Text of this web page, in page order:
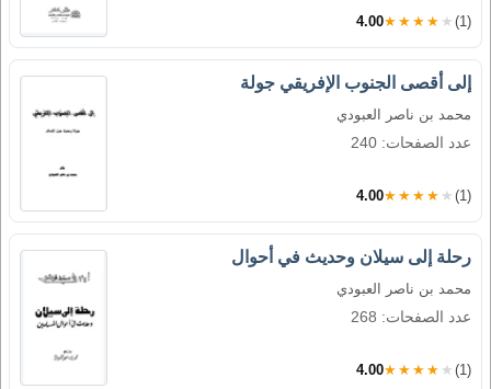
4.00★★★★★ (1)
إلى أقصى الجنوب الإفريقي جولة
محمد بن ناصر العبودي
عدد الصفحات: 240
4.00★★★★★ (1)
رحلة إلى سيلان وحديث في أحوال
محمد بن ناصر العبودي
عدد الصفحات: 268
4.00★★★★★ (1)